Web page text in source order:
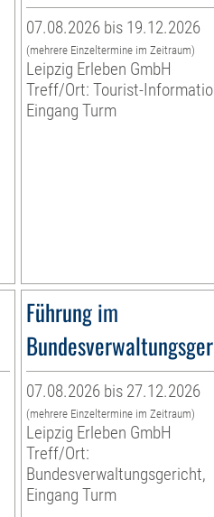
07.08.2026 bis 19.12.2026
(mehrere Einzeltermine im Zeitraum)
Leipzig Erleben GmbH
Treff/Ort: Tourist-
Eingang Turm
Führung im
07.08.2026 bis 27.12.2026
(mehrere Einzeltermine im Zeitraum)
Leipzig Erleben GmbH
Treff/Ort:
Bundesverwaltungsgericht,
Eingang Turm